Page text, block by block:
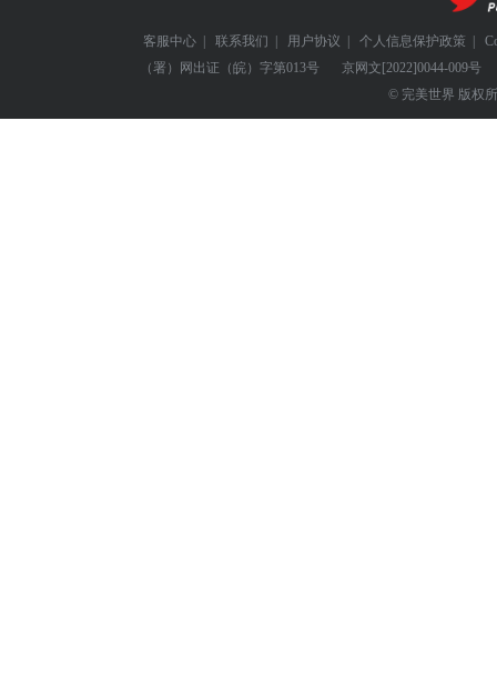
客服中心 | 联系我们 | 用户协议 | 个人信息保护政策 |
（署）网出证（皖）字第013号
京网文[2022]0044-009号
© 完美世界 版权所